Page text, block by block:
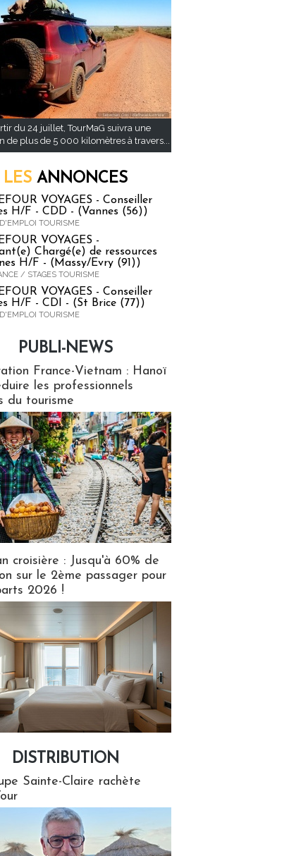
du 24 juillet, TourMaG suivra une
de plus de 5 000 kilomètres à travers...
LES ANNONCES
VOYAGES - Conseiller
H/F - CDD - (Vannes (56))
TOURISME
VOYAGES -
Chargé(e) de ressources
H/F - (Massy/Evry (91))
/ STAGES TOURISME
VOYAGES - Conseiller
H/F - CDI - (St Brice (77))
TOURISME
PUBLI-NEWS
France-Vietnam : Hanoï
les professionnels
du tourisme
croisière : Jusqu'à 60% de
sur le 2ème passager pour
2026 !
DISTRIBUTION
Sainte-Claire rachète